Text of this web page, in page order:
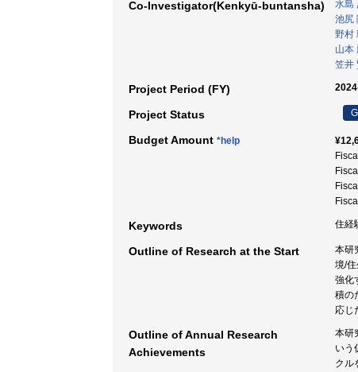
Co-Investigator(Kenkyū-buntansha) 水島
池尻
野村
山本
笠井
Project Period (FY)
Project Status
Budget Amount *help
Keywords 住経
Outline of Research at the Start
本研
境/
強化
積の
応じ
Outline of Annual Research
Achievements
本研
いう
クル